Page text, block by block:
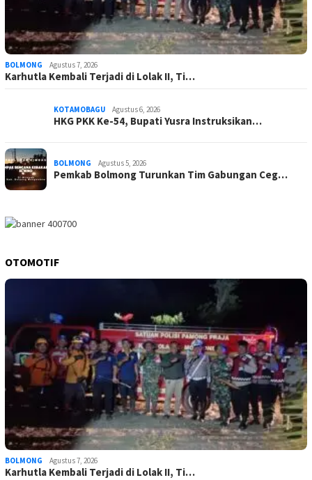
BOLMONG Agustus 7, 2026
Karhutla Kembali Terjadi di Lolak II, Ti…
KOTAMOBAGU Agustus 6, 2026
HKG PKK Ke-54, Bupati Yusra Instruksikan…
BOLMONG Agustus 5, 2026
Pemkab Bolmong Turunkan Tim Gabungan Ceg…
OTOMOTIF
BOLMONG Agustus 7, 2026
Karhutla Kembali Terjadi di Lolak II, Ti…